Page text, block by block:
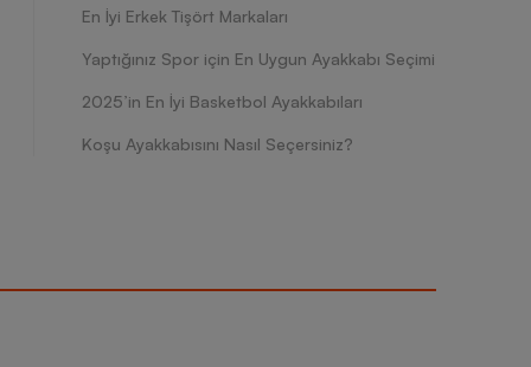
En İyi Erkek Tişört Markaları
Yaptığınız Spor için En Uygun Ayakkabı Seçimi
2025’in En İyi Basketbol Ayakkabıları
Koşu Ayakkabısını Nasıl Seçersiniz?